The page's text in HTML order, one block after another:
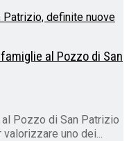
al Pozzo di San
Pozzo di San Patrizio
uno dei...